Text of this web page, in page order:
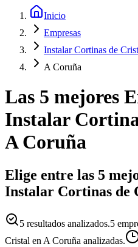
Inicio
Empresas
Instalar Cortinas de
A Coruña
Las 5 mejores
Instalar
A Coruña
Elige entre las 5
Instalar Cortinas de
5 resultados analizados.5
Cristal en A Coruña analizadas.